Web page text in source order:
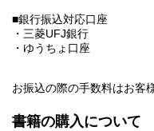
■銀行振込対応口座
・三菱UFJ銀行
・ゆうちょ口座
お振込の際の手数料はお客
書籍の購入について